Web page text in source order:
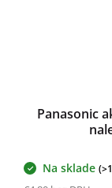
Panasonic
Na sklade